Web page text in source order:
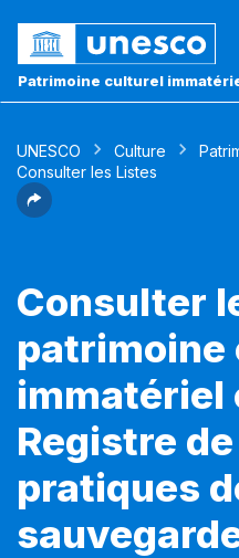
Patrimoine culturel
UNESCO Culture
Consulter les Listes
Consulter
patrimoine
immatériel
Registre
pratiques